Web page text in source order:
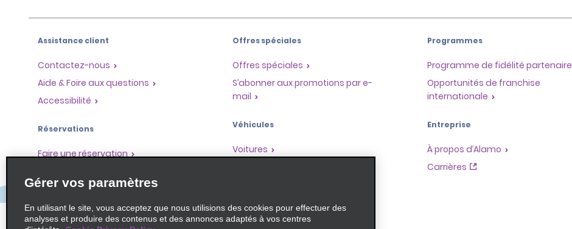
Assistance client
Contactez-nous
Aide & Foire aux questions
Accessibilité
Réservations
Faire une réservation
Enregistrement accéléré
Ne pas passer par le comptoir
Trajets passés / Reçus
Offres spéciales
Offres spéciales
S’abonner aux promotions par e-
mail
Véhicules
Voitures
Programmes
Programme de fidélité partenaire
Opportunités de franchise
internationale
Entreprise
À propos d’Alamo
Carrières
Gérer vos paramètres
En utilisant le site, vous acceptez que nous utilisions des cookies pour effectuer des
analyses et produire des contenus et des annonces adaptés à vos centres